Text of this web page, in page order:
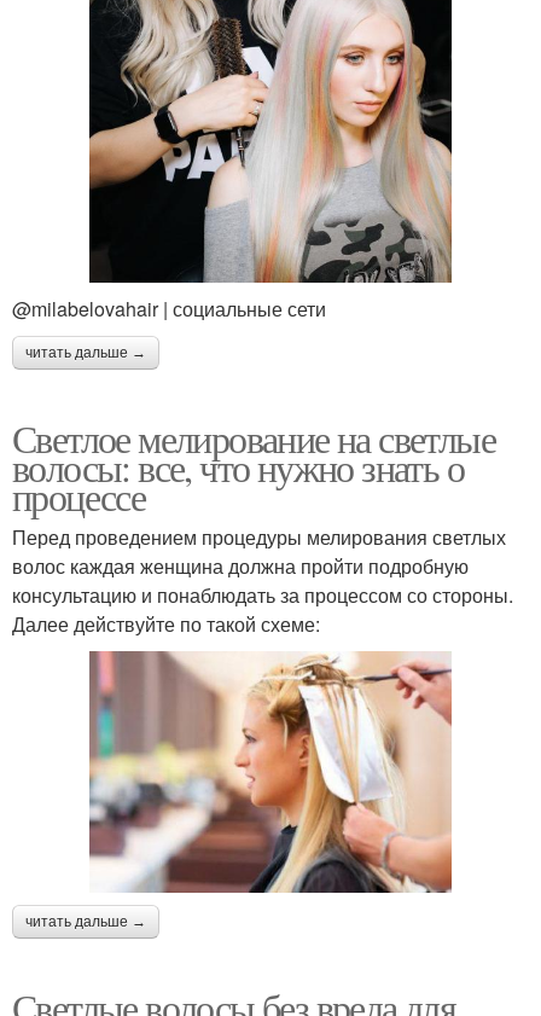
@milabelovahair | социальные сети
читать дальше →
Светлое мелирование на светлые
волосы: все, что нужно знать о
процессе
Перед проведением процедуры мелирования светлых
волос каждая женщина должна пройти подробную
консультацию и понаблюдать за процессом со стороны.
Далее действуйте по такой схеме:
читать дальше →